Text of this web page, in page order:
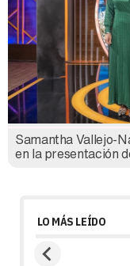
Samantha Vallejo-
en la presentación
LO MÁS LEÍDO